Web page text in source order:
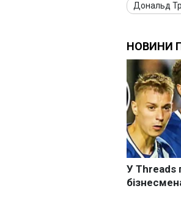
Дональд